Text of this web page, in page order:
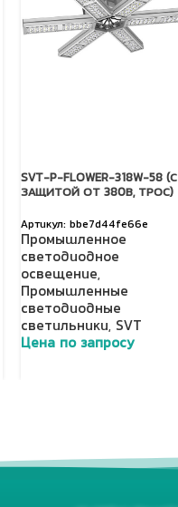
SVT-P-FLOWER-318W-58 (С
ЗАЩИТОЙ ОТ 380В, ТРОС)
bbe7d44fe66e
Промышленное
светодиодное
освещение,
Промышленные
светодиодные
светильники, SVT
Цена по запросу